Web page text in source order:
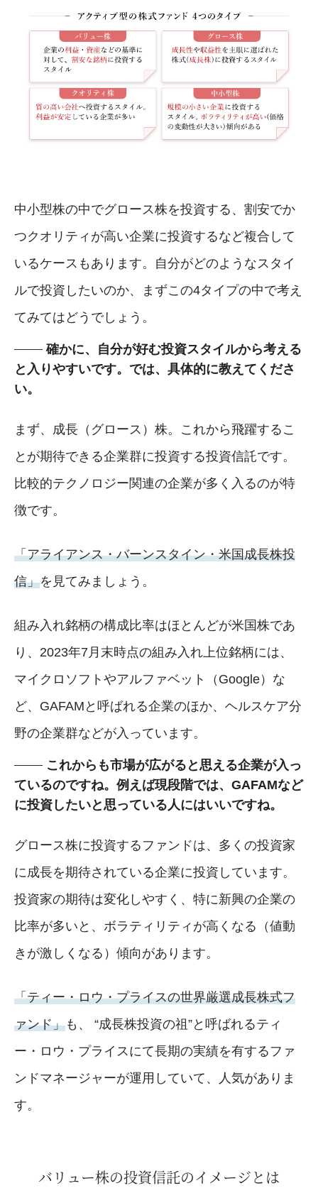
中小型株の中でグロース株を投資する、割安でか
つクオリティが高い企業に投資するなど複合して
いるケースもあります。自分がどのようなスタイ
ルで投資したいのか、まずこの4タイプの中で考え
てみてはどうでしょう。
確かに、自分が好む投資スタイルから考える
と入りやすいです。では、具体的に教えてくださ
い。
まず、成長（グロース）株。これから飛躍するこ
とが期待できる企業群に投資する投資信託です。
比較的テクノロジー関連の企業が多く入るのが特
徴です。
「アライアンス・バーンスタイン・米国成長株投
信」を見てみましょう。
組み入れ銘柄の構成比率はほとんどが米国株であ
り、2023年7月末時点の組み入れ上位銘柄には、
マイクロソフトやアルファベット（Google）な
ど、GAFAMと呼ばれる企業のほか、ヘルスケア分
野の企業群などが入っています。
これからも市場が広がると思える企業が入っ
ているのですね。例えば現段階では、GAFAMなど
に投資したいと思っている人にはいいですね。
グロース株に投資するファンドは、多くの投資家
に成長を期待されている企業に投資しています。
投資家の期待は変化しやすく、特に新興の企業の
比率が多いと、ボラティリティが高くなる（値動
きが激しくなる）傾向があります。
「ティー・ロウ・プライスの世界厳選成長株式フ
ァンド」も、 “成長株投資の祖”と呼ばれるティ
ー・ロウ・プライスにて長期の実績を有するファ
ンドマネージャーが運用していて、人気がありま
す。
バリュー株の投資信託のイメージとは